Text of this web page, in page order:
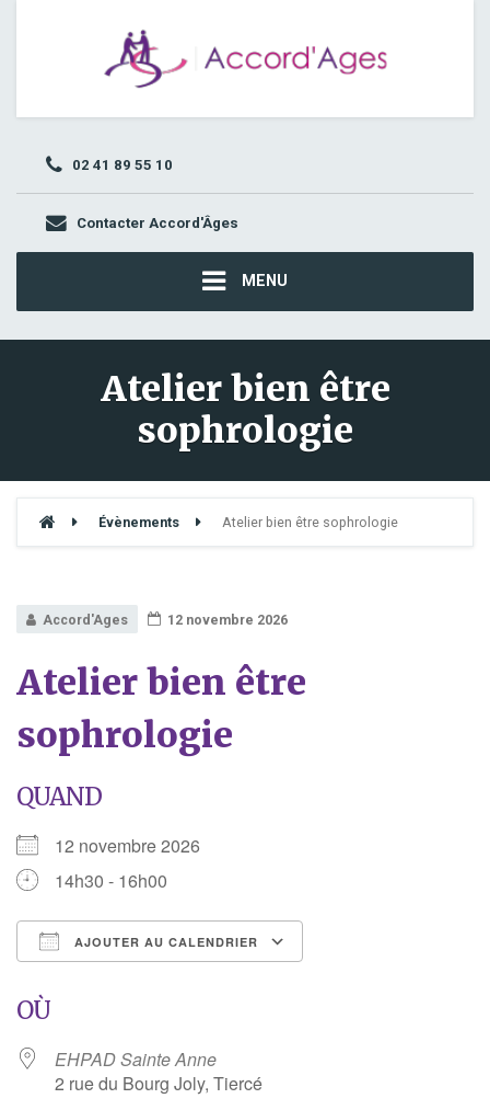
02 41 89 55 10
Contacter Accord'Âges
MENU
Atelier bien être
sophrologie
Évènements Atelier bien être sophrologie
Accord'Ages 12 novembre 2026
Atelier bien être
sophrologie
QUAND
12 novembre 2026
14h30 - 16h00
AJOUTER AU CALENDRIER
OÙ
EHPAD Sainte Anne
2 rue du Bourg Joly, Tiercé